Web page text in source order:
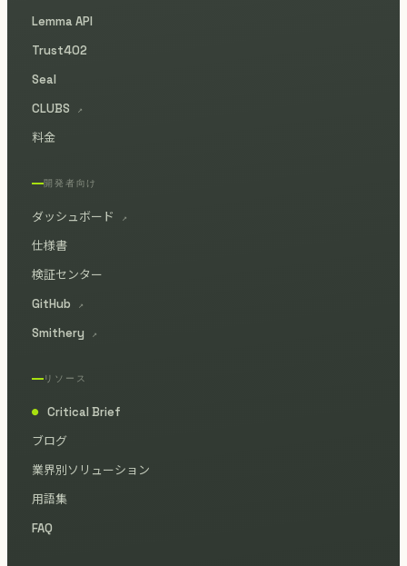
Lemma API
Trust402
Seal
CLUBS
↗
料金
開発者向け
ダッシュボード ↗
仕様書
検証センター
GitHub
↗
Smithery ↗
リソース
●
Critical Brief
ブログ
業界別ソリューション
用語集
FAQ